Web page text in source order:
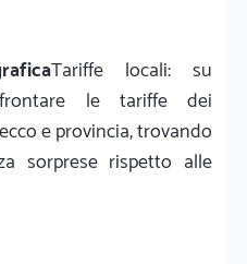
Tariffe locali: su
le tariffe dei
e provincia, trovando
sorprese rispetto alle